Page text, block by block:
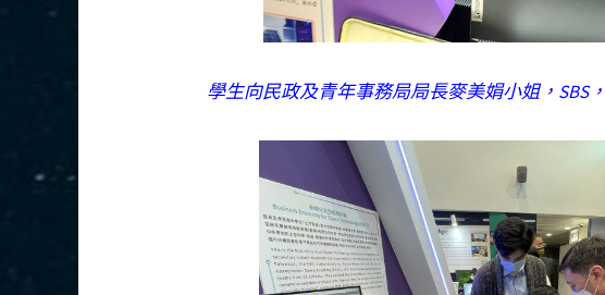
學生向民政及青年事務局局長麥美娟小姐，SBS